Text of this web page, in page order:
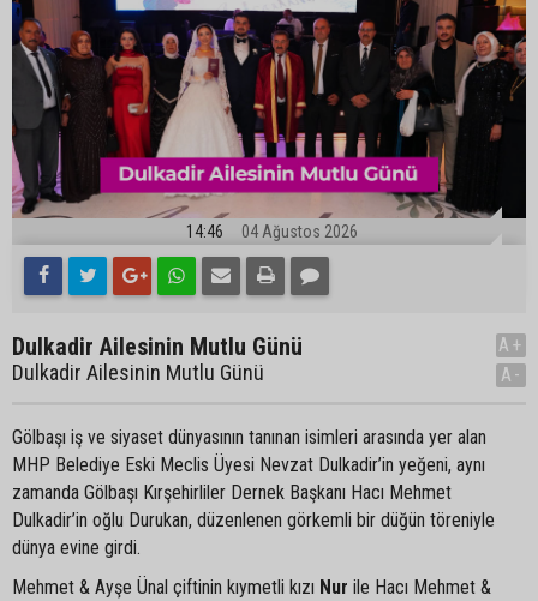
14:46 04 Ağustos 2026
Dulkadir Ailesinin Mutlu Günü
Dulkadir Ailesinin Mutlu Günü
A+
A-
Gölbaşı iş ve siyaset dünyasının tanınan isimleri arasında yer alan
MHP Belediye Eski Meclis Üyesi Nevzat Dulkadir’in yeğeni, aynı
zamanda Gölbaşı Kırşehirliler Dernek Başkanı Hacı Mehmet
Dulkadir’in oğlu Durukan, düzenlenen görkemli bir düğün töreniyle
dünya evine girdi.
Mehmet & Ayşe Ünal çiftinin kıymetli kızı Nur ile Hacı Mehmet &